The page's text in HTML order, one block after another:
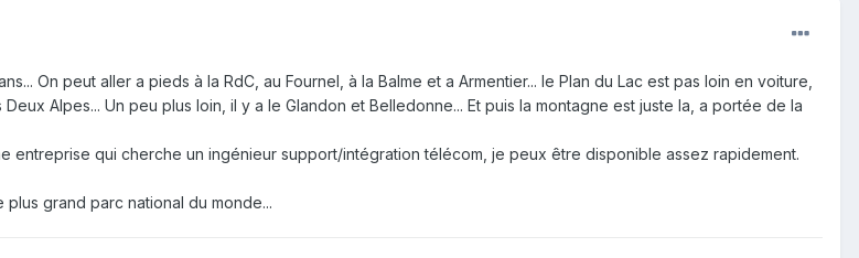
On peut aller a pieds à la RdC, au Fournel, à la Balme et a Armentier... le Plan du Lac est pas loin en voiture,
Alpes... Un peu plus loin, il y a le Glandon et Belledonne... Et puis la montagne est juste la, a portée de la
entreprise qui cherche un ingénieur support/intégration télécom, je peux être disponible assez rapidement.
plus grand parc national du monde...